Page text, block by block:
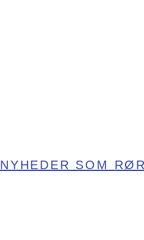
NYHEDER SOM